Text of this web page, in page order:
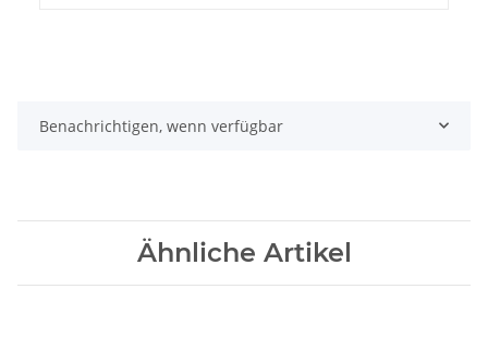
Benachrichtigen, wenn verfügbar
Ähnliche Artikel